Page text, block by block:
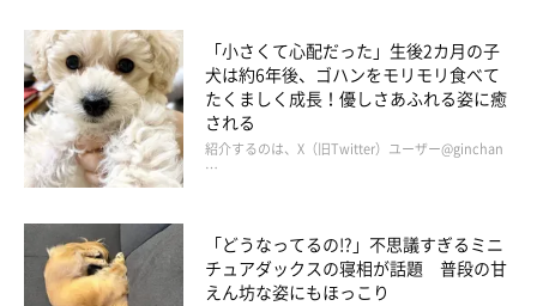
「小さくて心配だった」生後2カ月の子
犬は約6年後、ゴハンをモリモリ食べて
たくましく成長！優しさあふれる姿に癒
される
紹介するのは、X（旧Twitter）ユーザー@ginchan
…
「どうなってるの!?」不思議すぎるミニ
チュアダックスの寝相が話題 普段の甘
えん坊な姿にもほっこり